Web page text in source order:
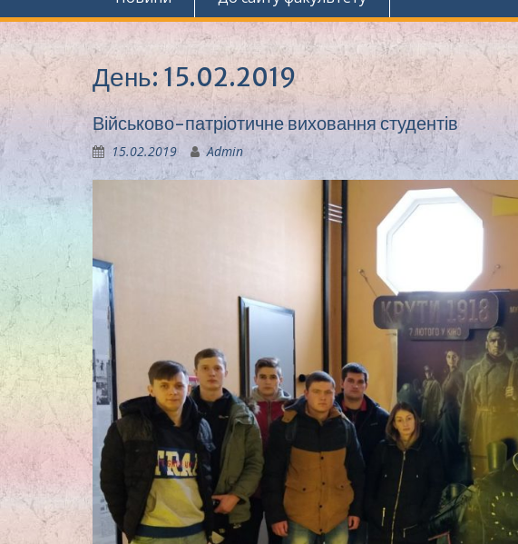
День: 15.02.2019
Військово-патріотичне виховання студентів
15.02.2019 Admin